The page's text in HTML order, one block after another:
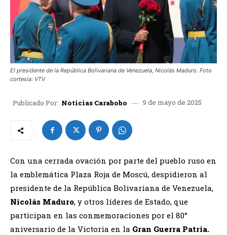
El presidente de la República Bolivariana de Venezuela, Nicolás Maduro. Foto
cortesía: VTV
Publicado Por: Noticias Carabobo 9 de mayo de 2025
Con una cerrada ovación por parte del pueblo ruso en
la emblemática Plaza Roja de Moscú, despidieron al
presidente de la República Bolivariana de Venezuela,
Nicolás Maduro, y otros líderes de Estado, que
participan en las conmemoraciones por el 80°
aniversario de la Victoria en la Gran Guerra Patria.